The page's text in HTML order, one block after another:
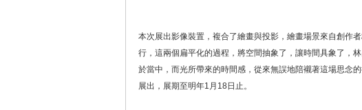
本次展出影像裝置，複合了繪畫與投影，繪畫場景來自創作
行，這兩個扁平化的過程，將空間抽象了，讓時間具象了，
於當中，而光所帶來的時間感，從來無誤地陪襯著這場思念
展出，展期至明年1月18日止。